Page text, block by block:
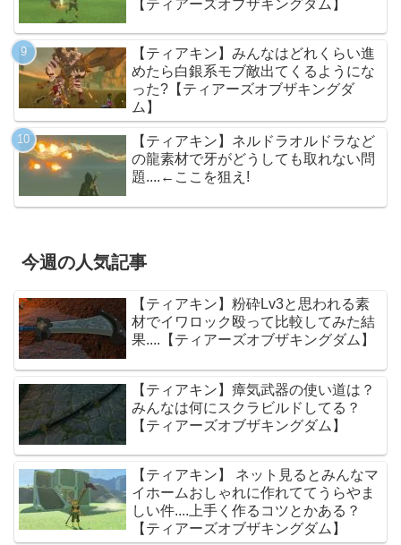
【ティアーズオブザキングダム】
【ティアキン】みんなはどれくらい進
めたら白銀系モブ敵出てくるようにな
った?【ティアーズオブザキングダ
ム】
【ティアキン】ネルドラオルドラなど
の龍素材で牙がどうしても取れない問
題....←ここを狙え!
今週の人気記事
【ティアキン】粉砕Lv3と思われる素
材でイワロック殴って比較してみた結
果....【ティアーズオブザキングダム】
【ティアキン】瘴気武器の使い道は？
みんなは何にスクラビルドしてる？
【ティアーズオブザキングダム】
【ティアキン】 ネット見るとみんなマ
イホームおしゃれに作れててうらやま
しい件....上手く作るコツとかある？
【ティアーズオブザキングダム】